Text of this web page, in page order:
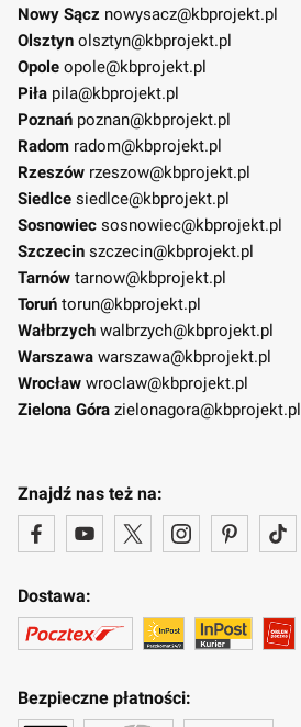
Nowy Sącz nowysacz@kbprojekt.pl
Olsztyn olsztyn@kbprojekt.pl
Opole opole@kbprojekt.pl
Piła pila@kbprojekt.pl
Poznań poznan@kbprojekt.pl
Radom radom@kbprojekt.pl
Rzeszów rzeszow@kbprojekt.pl
Siedlce siedlce@kbprojekt.pl
Sosnowiec sosnowiec@kbprojekt.pl
Szczecin szczecin@kbprojekt.pl
Tarnów tarnow@kbprojekt.pl
Toruń torun@kbprojekt.pl
Wałbrzych walbrzych@kbprojekt.pl
Warszawa warszawa@kbprojekt.pl
Wrocław wroclaw@kbprojekt.pl
Zielona Góra zielonagora@kbprojekt.pl
Znajdź nas też na:
Dostawa:
Bezpieczne płatności: